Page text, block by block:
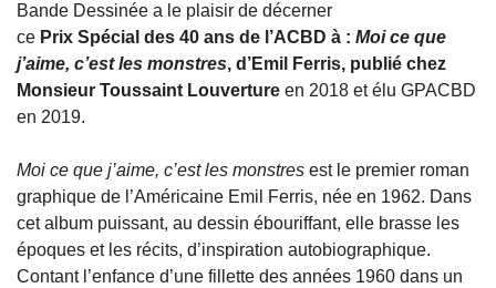
Bande Dessinée a le plaisir de décerner
ce Prix Spécial des 40 ans de l’ACBD à : Moi ce que
j’aime, c’est les monstres, d’Emil Ferris, publié chez
Monsieur Toussaint Louverture en 2018 et élu GPACBD
en 2019.
Moi ce que j’aime, c’est les monstres est le premier roman
graphique de l’Américaine Emil Ferris, née en 1962. Dans
cet album puissant, au dessin ébouriffant, elle brasse les
époques et les récits, d’inspiration autobiographique.
Contant l’enfance d’une fillette des années 1960 dans un